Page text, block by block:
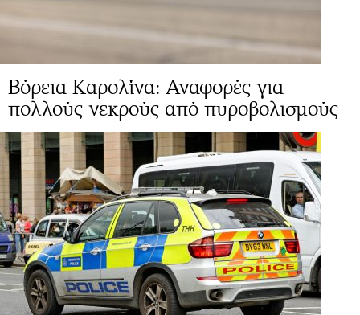
Βόρεια Καρολίνα: Αναφορές για
πολλούς νεκρούς από πυροβολισμούς